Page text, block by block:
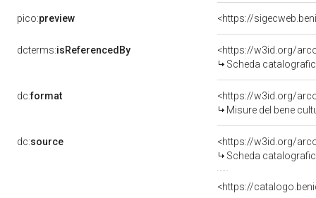
pico:preview <https://
dcterms:isReferencedBy
<https://w3id.org/
Scheda
dc:format
<https://w3id.org/
Misure del bene
dc:source
<https://w3id.org/
Scheda
<https://